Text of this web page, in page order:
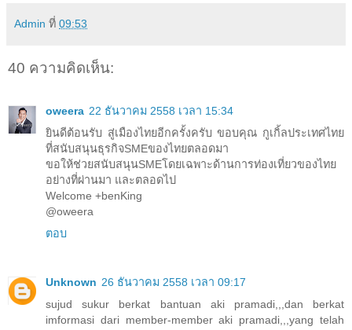
Admin ที่ 09:53
40 ความคิดเห็น:
oweera 22 ธันวาคม 2558 เวลา 15:34
ยินดีต้อนรับ สู่เมืองไทยอีกครั้งครับ ขอบคุณ กูเกิ้ลประเทศไทย
ที่สนับสนุนธุรกิจSMEของไทยตลอดมา
ขอให้ช่วยสนับสนุนSMEโดยเฉพาะด้านการท่องเที่ยวของไทย
อย่างที่ผ่านมา และตลอดไป
Welcome +benKing
@oweera
ตอบ
Unknown 26 ธันวาคม 2558 เวลา 09:17
sujud sukur berkat bantuan aki pramadi,,,dan berkat
imformasi dari member-member aki pramadi,,,yang telah